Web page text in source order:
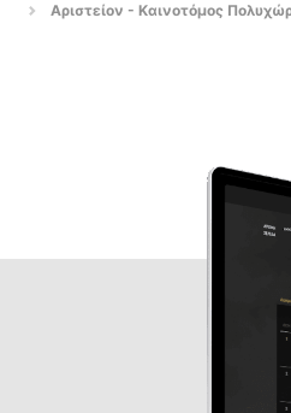
Αριστείον - Καινοτόμος